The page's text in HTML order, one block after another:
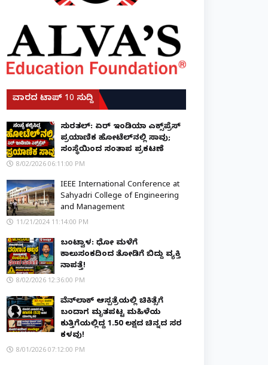
ವಾರದ ಟಾಪ್ 10 ಸುದ್ದಿ
ಸುರತ್ಕಲ್: ಏರ್ ಇಂಡಿಯಾ ಎಕ್ಸ್‌ಪ್ರೆಸ್
ಪ್ರಯಾಣಿಕ ಹೋಟೆಲ್‌ನಲ್ಲಿ ಸಾವು;
ಸಂಸ್ಥೆಯಿಂದ ಸಂತಾಪ ಪ್ರಕಟಣೆ
8/02/2026 06:11:00 PM
IEEE International Conference at
Sahyadri College of Engineering
and Management
11/21/2024 11:14:00 PM
ಬಂಟ್ವಾಳ: ಧೋ ಮಳೆಗೆ
ಕಾಲುಸಂಕದಿಂದ ತೋಡಿಗೆ ಬಿದ್ದು ವ್ಯಕ್ತಿ
ನಾಪತ್ತೆ!
8/02/2026 12:36:00 PM
ವೆನ್‌ಲಾಕ್ ಆಸ್ಪತ್ರೆಯಲ್ಲಿ ಚಿಕಿತ್ಸೆಗೆ
ಬಂದಾಗ ಮೃತಪಟ್ಟ ಮಹಿಳೆಯ
ಕುತ್ತಿಗೆಯಲ್ಲಿದ್ದ ₹1.50 ಲಕ್ಷದ ಚಿನ್ನದ ಸರ
ಕಳವು!
8/01/2026 07:12:00 PM